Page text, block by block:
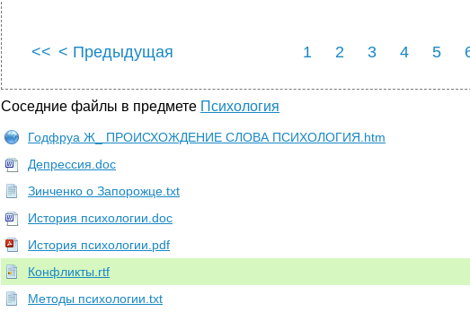
<< < Предыдущая 1 2 3 4 5
Соседние файлы в предмете Психология
Годфруа Ж_ ПРОИСХОЖДЕНИЕ СЛОВА ПСИХОЛОГИЯ.htm
Депрессия.doc
Зинченко о Запорожце.txt
История психологии.doc
История психологии.pdf
Конфликты.rtf
Методы психологии.txt